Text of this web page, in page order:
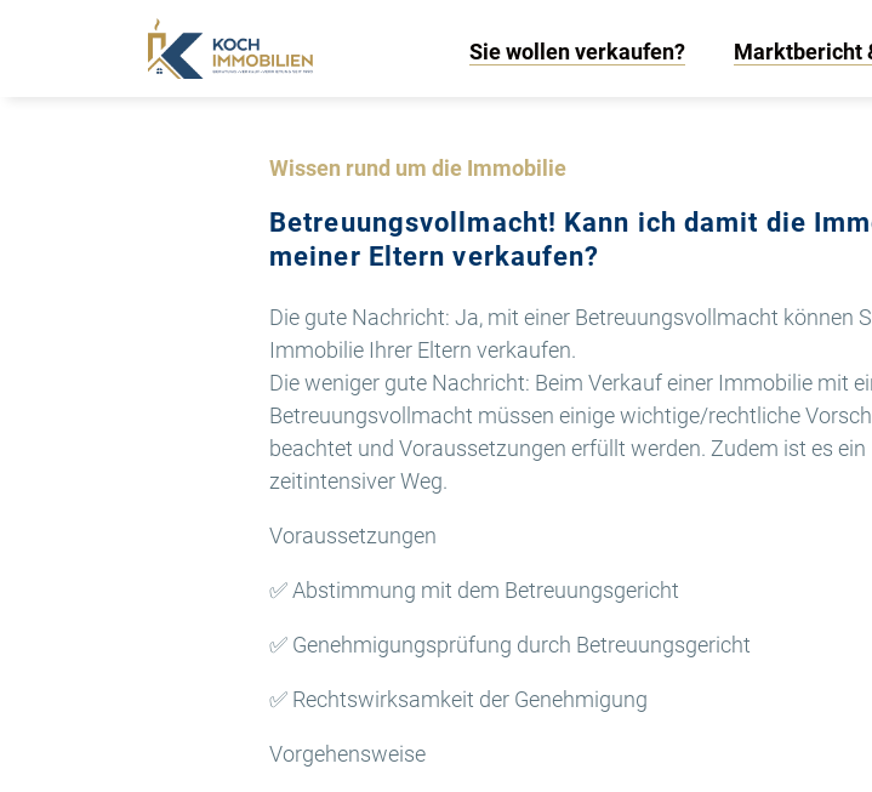
Sie wollen verkaufen? Marktbericht
Wissen rund um die Immobilie
Betreuungsvollmacht! Kann ich damit die
meiner Eltern verkaufen?
Die gute Nachricht: Ja, mit einer Betreuungsvollmacht können
Immobilie Ihrer Eltern verkaufen.
Die weniger gute Nachricht: Beim Verkauf einer Immobilie mit
Betreuungsvollmacht müssen einige wichtige/rechtliche
beachtet und Voraussetzungen erfüllt werden. Zudem ist es ein
zeitintensiver Weg.
Voraussetzungen
✅ Abstimmung mit dem Betreuungsgericht
✅ Genehmigungsprüfung durch Betreuungsgericht
✅ Rechtswirksamkeit der Genehmigung
Vorgehensweise